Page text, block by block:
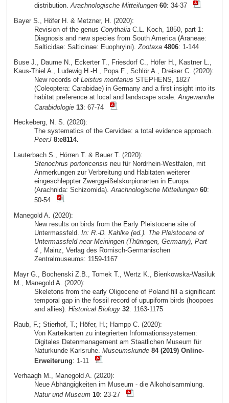
distribution.Arachnologische Mitteilungen 60: 34-37
Bayer S., Höfer H. & Metzner, H. (2020):
Revision of the genus CorythaliaC.L. Koch, 1850, part 1:
Diagnosis and new species from South America (Araneae:
Salticidae: Salticinae: Euophryini). Zootaxa 4806: 1-144
Buse J., Daume N., Eckerter T., Friesdorf C., Höfer H., Kastner L.,
Kaus-Thiel A., Ludewig H.-H., Popa F., Schlör A., Dreiser C. (2020):
New records of Leistus montanus STEPHENS, 1827
(Coleoptera: Carabidae) in Germany and a first insight into its
habitat preference at local and landscape scale. Angewandte
Carabidologie 13: 67-74
Heckeberg, N. S. (2020):
The systematics of the Cervidae: a total evidence approach.
PeerJ 8:e8114.
Lauterbach S., Hörren T. & Bauer T. (2020):
Stenochrus portoricensis neu für Nordrhein-Westfalen, mit
Anmerkungen zur Verbreitung und Habitaten weiterer
eingeschleppter Zwerggeißelskorpionarten in Europa
(Arachnida: Schizomida).Arachnologische Mitteilungen 60:
50-54
Manegold A. (2020):
New results on birds from the Early Pleistocene site of
Untermassfeld. In: R.-D. Kahlke (ed.). The Pleistocene of
Untermassfeld near Meiningen (Thüringen, Germany), Part
4, Mainz, Verlag des Römisch-Germanischen
Zentralmuseums: 1159-1167
Mayr G., Bochenski Z.B., Tomek T., Wertz K., Bienkowska-Wasiluk
M., Manegold A. (2020):
Skeletons from the early Oligocene of Poland fill a significant
temporal gap in the fossil record of upupiform birds (hoopoes
and allies). Historical Biology 32: 1163-1175
Raub, F.; Stierhof, T.; Höfer, H.; Hampp C. (2020):
Von Karteikarten zu integrierten Informationssystemen:
Digitales Datenmanagement am Staatlichen Museum für
Naturkunde Karlsruhe. Museumskunde 84 (2019) Online-
Erweiterung: 1-11
Verhaagh M., Manegold A. (2020):
Neue Abhängigkeiten im Museum - die Alkoholsammlung.
Natur und Museum 10: 23-27